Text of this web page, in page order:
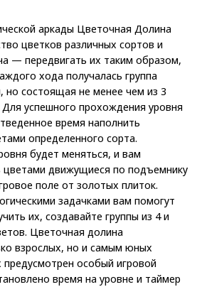
аркады Цветочная Долина
цветков различных сортов и
— передвигать их таким образом,
хода получалась группа
состоящая не менее чем из 3
успешного прохождения уровня
время наполнить
определенного сорта.
будет меняться, и вам
цветами движущиеся по подъемнику
поле от золотых плиток.
задачками вам помогут
их, создавайте группы из 4 и
Цветочная долина
взрослых, но и самым юных
особый игровой
время на уровне и таймер